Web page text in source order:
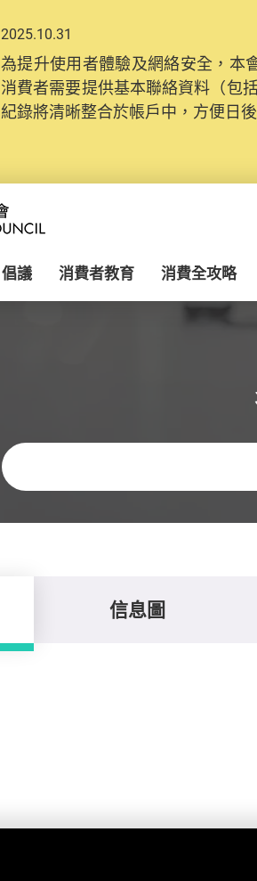
2025.10.31
為提升使用者體驗及網絡安全，本
消費者需要提供基本聯絡資料（包
紀錄將清晰整合於帳戶中，方便日
倡議 消費者教育 消費全攻略
關鍵字
信息圖